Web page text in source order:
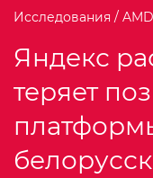
Исследования /
Яндекс
теряет